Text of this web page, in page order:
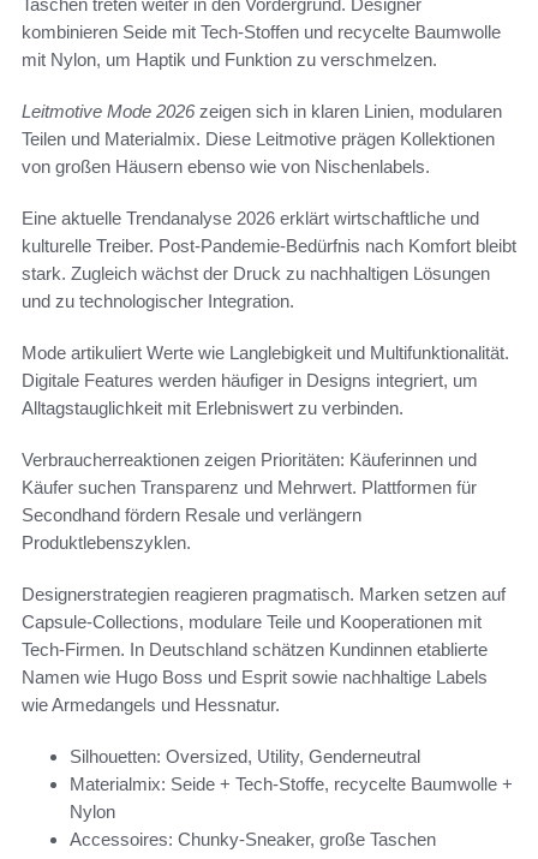
kombinieren Seide mit Tech-Stoffen und recycelte Baumwolle
mit Nylon, um Haptik und Funktion zu verschmelzen.
Leitmotive Mode 2026 zeigen sich in klaren Linien, modularen
Teilen und Materialmix. Diese Leitmotive prägen Kollektionen
von großen Häusern ebenso wie von Nischenlabels.
Eine aktuelle Trendanalyse 2026 erklärt wirtschaftliche und
kulturelle Treiber. Post-Pandemie-Bedürfnis nach Komfort bleibt
stark. Zugleich wächst der Druck zu nachhaltigen Lösungen
und zu technologischer Integration.
Mode artikuliert Werte wie Langlebigkeit und Multifunktionalität.
Digitale Features werden häufiger in Designs integriert, um
Alltagstauglichkeit mit Erlebniswert zu verbinden.
Verbraucherreaktionen zeigen Prioritäten: Käuferinnen und
Käufer suchen Transparenz und Mehrwert. Plattformen für
Secondhand fördern Resale und verlängern
Produktlebenszyklen.
Designerstrategien reagieren pragmatisch. Marken setzen auf
Capsule-Collections, modulare Teile und Kooperationen mit
Tech-Firmen. In Deutschland schätzen Kundinnen etablierte
Namen wie Hugo Boss und Esprit sowie nachhaltige Labels
wie Armedangels und Hessnatur.
Silhouetten: Oversized, Utility, Genderneutral
Materialmix: Seide + Tech-Stoffe, recycelte Baumwolle +
Nylon
Accessoires: Chunky-Sneaker, große Taschen